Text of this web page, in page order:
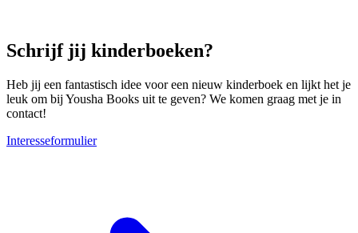
Schrijf jij kinderboeken?
Heb jij een fantastisch idee voor een nieuw kinderboek en lijkt het je
leuk om bij Yousha Books uit te geven? We komen graag met je in
contact!
Interesseformulier